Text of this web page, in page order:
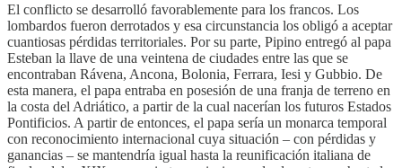
El conflicto se desarrolló favorablemente para los francos. Los
lombardos fueron derrotados y esa circunstancia los obligó a aceptar
cuantiosas pérdidas territoriales. Por su parte, Pipino entregó al papa
Esteban la llave de una veintena de ciudades entre las que se
encontraban Rávena, Ancona, Bolonia, Ferrara, Iesi y Gubbio. De
esta manera, el papa entraba en posesión de una franja de terreno en
la costa del Adriático, a partir de la cual nacerían los futuros Estados
Pontificios. A partir de entonces, el papa sería un monarca temporal
con reconocimiento internacional cuya situación – con pérdidas y
ganancias – se mantendría igual hasta la reunificación italiana de